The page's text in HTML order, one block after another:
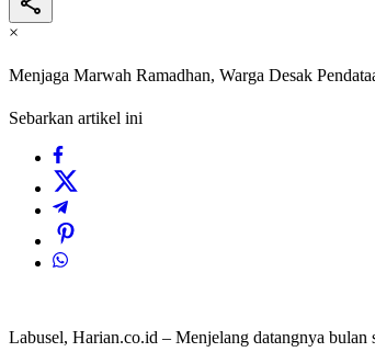
×
Menjaga Marwah Ramadhan, Warga Desak
Sebarkan artikel ini
Labusel, Harian.co.id – Menjelang datangnya bulan